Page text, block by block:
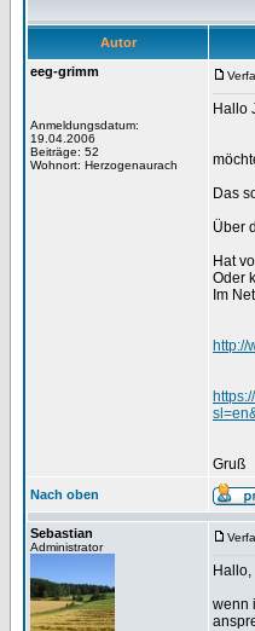
Autor
eeg-grimm
Anmeldungsdatum:
19.04.2006
Beiträge: 52
Wohnort: Herzogenaurach
Hallo
Das
Über
Hat
Oder
Im
Gruß
Nach oben
Sebastian
Administrator
Hallo,
wenn